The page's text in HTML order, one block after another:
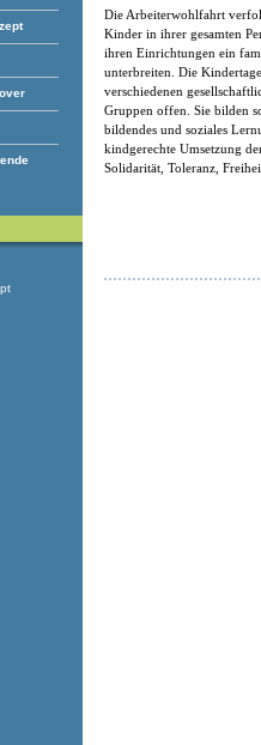
Die Arbeiterwohlfahrt
Kinder in ihrer gesamten
ihren Einrichtungen ein
unterbreiten. Die
verschiedenen
Gruppen offen. Sie bilden
bildendes und soziales
kindgerechte Umsetzung
Solidarität, Toleranz,